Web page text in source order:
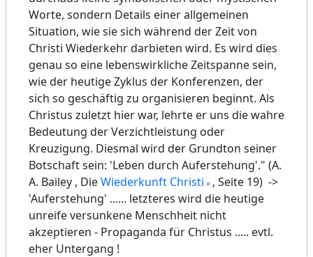
Worte, sondern Details einer allgemeinen
Situation, wie sie sich während der Zeit von
Christi Wiederkehr darbieten wird. Es wird dies
genau so eine lebenswirkliche Zeitspanne sein,
wie der heutige Zyklus der Konferenzen, der
sich so geschäftig zu organisieren beginnt. Als
Christus zuletzt hier war, lehrte er uns die wahre
Bedeutung der Verzichtleistung oder
Kreuzigung. Diesmal wird der Grundton seiner
Botschaft sein: 'Leben durch Auferstehung'." (A.
A. Bailey , DieWiederkunft Christi
, Seite 19) ->
'Auferstehung' ...... letzteres wird die heutige
unreife versunkene Menschheit nicht
akzeptieren - Propaganda für Christus ..... evtl.
eher Untergang !